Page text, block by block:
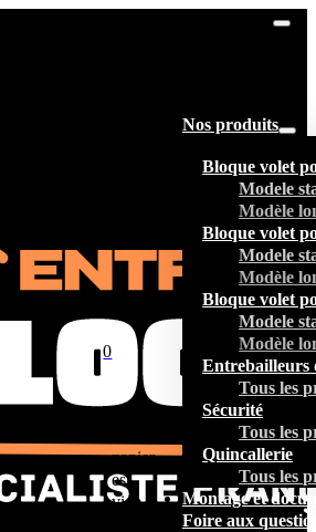
Nos produits
Bloque volet
Modele
Modèle
Bloque volet
Modele
Modèle
Bloque volet
Modele
Modèle
Entrebailleurs
Tous les
Sécurité
Tous les
Quincallerie
Tous les
Montage et
Foire aux
0
panier
est
vide.